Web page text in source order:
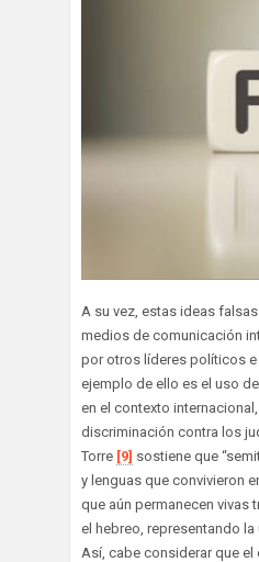
A su vez, estas ideas
medios de comunicación
por otros líderes políticos
ejemplo de ello es el uso
en el contexto
discriminación contra los
Torre [9] sostiene que
y lenguas que convivieron
que aún permanecen vivas
el hebreo, representando la
Así, cabe considerar que